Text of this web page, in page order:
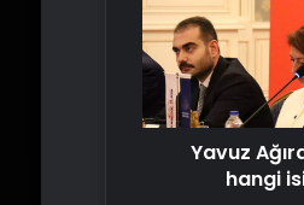
hangi
isimler
finale
kaldı?
Yavuz
hangi